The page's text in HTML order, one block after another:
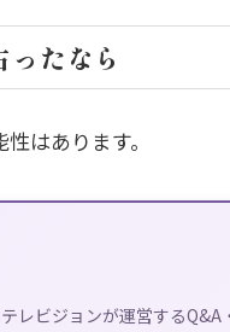
たなら
はあります。
ビジョンが運営するQ&A